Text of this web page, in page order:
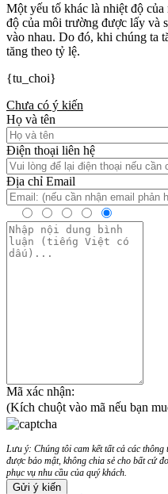
Một yếu tố khác là nhiệt độ
độ của môi trường được lấy và
vào nhau. Do đó, khi chúng ta
tăng theo tỷ lệ.
{tu_choi}
Chưa có ý kiến
Họ và tên
Điện thoại liên hệ
Địa chỉ Email
Mã xác nhận:
(Kích chuột vào mã nếu bạn
Lưu ý: Chúng tôi cam kết tất cả các
được bảo mật, không chia sẻ cho bất cứ
phục vụ nhu cầu của quý khách.